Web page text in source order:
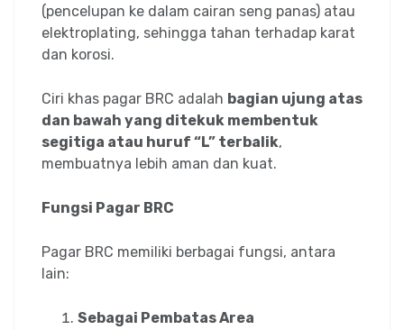
(pencelupan ke dalam cairan seng panas) atau
elektroplating, sehingga tahan terhadap karat
dan korosi.
Ciri khas pagar BRC adalah bagian ujung atas
dan bawah yang ditekuk membentuk
segitiga atau huruf “L” terbalik,
membuatnya lebih aman dan kuat.
Fungsi Pagar BRC
Pagar BRC memiliki berbagai fungsi, antara
lain:
Sebagai Pembatas Area